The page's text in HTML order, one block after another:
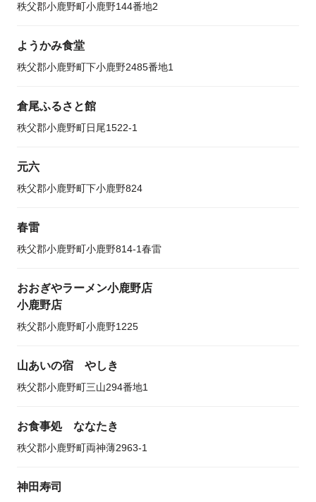
秩父郡小鹿野町小鹿野144番地2
ようかみ食堂
秩父郡小鹿野町下小鹿野2485番地1
倉尾ふるさと館
秩父郡小鹿野町日尾1522-1
元六
秩父郡小鹿野町下小鹿野824
春雷
秩父郡小鹿野町小鹿野814-1春雷
おおぎやラーメン小鹿野店
小鹿野店
秩父郡小鹿野町小鹿野1225
山あいの宿 やしき
秩父郡小鹿野町三山294番地1
お食事処 ななたき
秩父郡小鹿野町両神薄2963-1
神田寿司